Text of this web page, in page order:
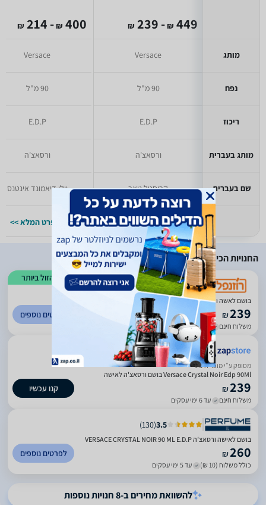
מותג
נפח
ריכוז
מותג בעברית
שם בעברית
449
₪
- 239
₪
Versace
90 מ"ל
E.D.P
ורסאצ'ה
קריסטל נואר
למפרט המלא >>
400
₪
- 214
₪
Versace
90 מ"ל
E.D.P
ורסאצ'ה
יילו דיאמונד אינטנס
למפרט המלא >>
החנויות הכי זולות
הזול ביותר
4.4
(
982
)
בושם לאשה ורסצ'ה Crystal Noir E.D.P 90ml
₪239
משלוח חינם עד 7 ימי עסקים
לפרטים נוספים
ביטחון בשירות
מסופק ע״י מוכר חיצוני
Versace Crystal Noir Edp 90Ml בושם ורסאצ'ה לאישה
₪239
משלוח חינם עד 6 ימי עסקים
קנו עכשיו
3.5
(
130
)
בושם לאישה ורסאצ'ה VERSACE CRYSTAL NOIR 90 ML E.D.P
₪260
כולל משלוח (10 ₪) עד 5 ימי עסקים
לפרטים נוספים
להשוואת מחירים ב-8 חנויות נוספות